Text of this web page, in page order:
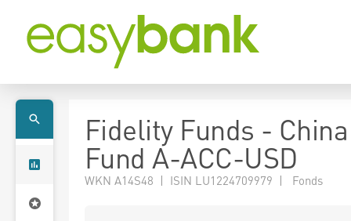
Fidelity Funds -
Fund A-ACC-USD
WKN A14S48 | ISIN LU1224709979 | Fonds